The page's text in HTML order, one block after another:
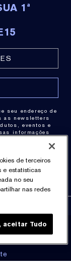
1ª
seu endereço de
as newsletters
eventos e
informações
Política de
de terceiros
e estatísticas
no seu
nas redes
aceitar Tudo